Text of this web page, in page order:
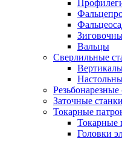
Вальцы
Сверлильные
Резьбонарезные
Заточные станки
Токарные
Токарные
Головки